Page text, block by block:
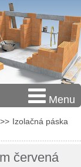
Menu
>> Izolačná páska
červená